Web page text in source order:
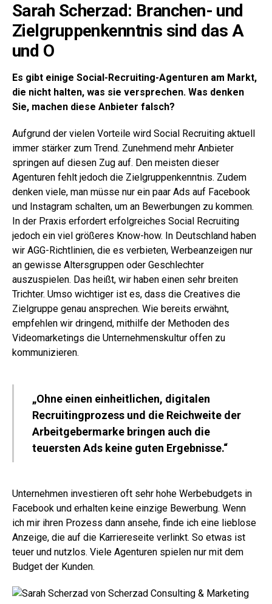
Sarah Scherzad: Branchen- und
Zielgruppenkenntnis sind das A
und O
Es gibt einige Social-Recruiting-Agenturen am Markt,
die nicht halten, was sie versprechen. Was denken
Sie, machen diese Anbieter falsch?
Aufgrund der vielen Vorteile wird Social Recruiting aktuell
immer stärker zum Trend. Zunehmend mehr Anbieter
springen auf diesen Zug auf. Den meisten dieser
Agenturen fehlt jedoch die Zielgruppenkenntnis. Zudem
denken viele, man müsse nur ein paar Ads auf Facebook
und Instagram schalten, um an Bewerbungen zu kommen.
In der Praxis erfordert erfolgreiches Social Recruiting
jedoch ein viel größeres Know-how. In Deutschland haben
wir AGG-Richtlinien, die es verbieten, Werbeanzeigen nur
an gewisse Altersgruppen oder Geschlechter
auszuspielen. Das heißt, wir haben einen sehr breiten
Trichter. Umso wichtiger ist es, dass die Creatives die
Zielgruppe genau ansprechen. Wie bereits erwähnt,
empfehlen wir dringend, mithilfe der Methoden des
Videomarketings die Unternehmenskultur offen zu
kommunizieren.
„Ohne einen einheitlichen, digitalen
Recruitingprozess und die Reichweite der
Arbeitgebermarke bringen auch die
teuersten Ads keine guten Ergebnisse.“
Unternehmen investieren oft sehr hohe Werbebudgets in
Facebook und erhalten keine einzige Bewerbung. Wenn
ich mir ihren Prozess dann ansehe, finde ich eine lieblose
Anzeige, die auf die Karriereseite verlinkt. So etwas ist
teuer und nutzlos. Viele Agenturen spielen nur mit dem
Budget der Kunden.